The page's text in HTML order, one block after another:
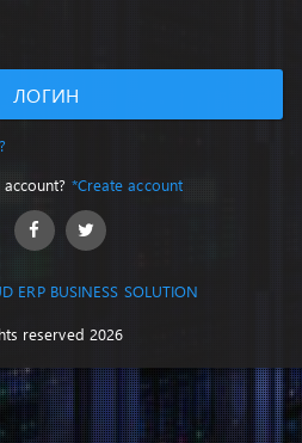
ЛОГИН
*Create account
ERP BUSINESS SOLUTION
reserved 2026